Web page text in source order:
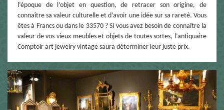
l’époque de l’objet en question, de retracer son origine, de
connaître sa valeur culturelle et d’avoir une idée sur sa rareté. Vous
êtes à Francs ou dans le 33570 ? Si vous avez besoin de connaître la
valeur de vos vieux meubles et objets de toutes sortes, l’antiquaire
Comptoir art jewelry vintage saura déterminer leur juste prix.